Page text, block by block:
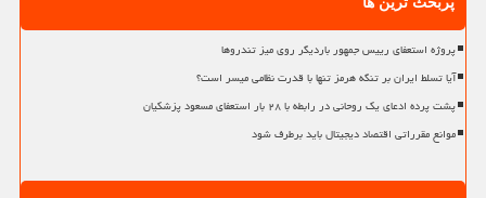
پروژه استعفای رییس جمهور باردیگر روی میز تندروها
آیا تسلط ایران بر تنگه هرمز تنها با قدرت نظامی میسر است؟
پشت پرده ادعای یک روحانی در رابطه با ۲۸ بار استعفای مسعود پزشکیان
موانع مقرراتی اقتصاد دیجیتال باید برطرف شود